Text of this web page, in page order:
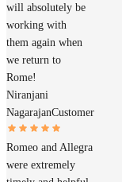
will absolutely be
working with
them again when
we return to
Rome!
Niranjani
NagarajanCustomer
Romeo and Allegra
were extremely